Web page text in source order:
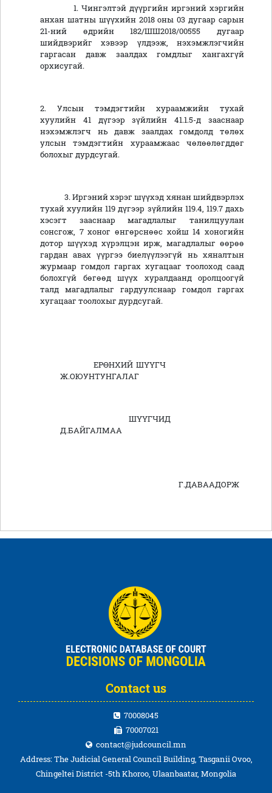
1. Чингэлтэй дүүргийн иргэний хэргийн
анхан шатны шүүхийн 2018 оны 03 дугаар сарын
21-ний өдрийн 182/ШШ2018/00555 дугаар
шийдвэрийг хэвээр үлдээж, нэхэмжлэгчийн
гаргасан давж заалдах гомдлыг хангахгүй
орхисугай.
2. Улсын тэмдэгтийн хураамжийн тухай
хуулийн 41 дүгээр зүйлийн 41.1.5-д зааснаар
нэхэмжлэгч нь давж заалдах гомдолд төлөх
улсын тэмдэгтийн хураамжаас чөлөөлөгддөг
болохыг дурдсугай.
3. Иргэний хэрэг шүүхэд хянан шийдвэрлэх
тухай хуулийн 119 дүгээр зүйлийн 119.4, 119.7 дахь
хэсэгт зааснаар магадлалыг танилцуулан
сонсгож, 7 хоног өнгөрснөөс хойш 14 хоногийн
дотор шүүхэд хүрэлцэн ирж, магадлалыг өөрөө
гардан авах үүргээ биелүүлээгүй нь хяналтын
журмаар гомдол гаргах хугацааг тоолоход саад
болохгүй бөгөөд шүүх хуралдаанд оролцоогүй
талд магадлалыг гардуулснаар гомдол гаргах
хугацааг тоолохыг дурдсугай.
ЕРӨНХИЙ ШҮҮГЧ
Ж.ОЮУНТУНГАЛАГ
ШҮҮГЧИД
Д.БАЙГАЛМАА
Г.ДАВААДОРЖ
Contact us
70008045
70007021
contact@judcouncil.mn
Address: The Judicial General Council Building, Tasganii Ovoo,
Chingeltei District -5th Khoroo, Ulaanbaatar, Mongolia